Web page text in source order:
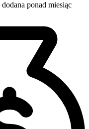
dodana ponad miesiąc